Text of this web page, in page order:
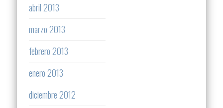
abril 2013
marzo 2013
febrero 2013
enero 2013
diciembre 2012